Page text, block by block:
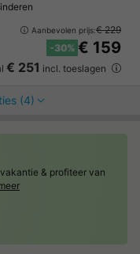
Aanbevolen prijs:€ 229
-30% € 159
€ 251 incl. toeslagen
(4)
& profiteer van